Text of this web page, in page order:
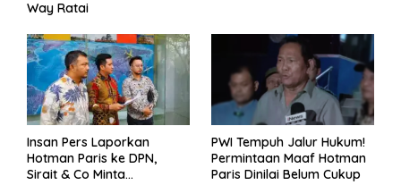
Way Ratai
Insan Pers Laporkan
Hotman Paris ke DPN,
Sirait & Co Minta
PWI Tempuh Jalur Hukum!
Permintaan Maaf Hotman
Paris Dinilai Belum Cukup